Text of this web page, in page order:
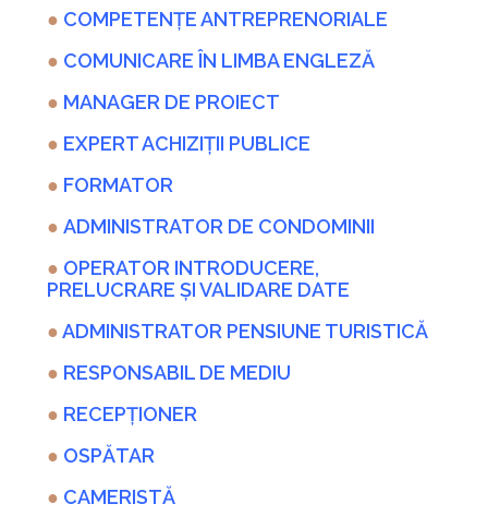
● COMPETENȚE ANTREPRENORIALE
● COMUNICARE ÎN LIMBA ENGLEZĂ
● MANAGER DE PROIECT
● EXPERT ACHIZIȚII PUBLICE
● FORMATOR
● ADMINISTRATOR DE CONDOMINII
● OPERATOR INTRODUCERE,
PRELUCRARE ȘI VALIDARE DATE
●ADMINISTRATOR PENSIUNE TURISTICĂ
● RESPONSABIL DE MEDIU
● RECEPȚIONER
● OSPĂTAR
● CAMERISTĂ